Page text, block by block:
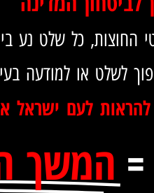
שלט נע בין 60 אלף -85
לשלט או למודעה
להראות לעם
המשך